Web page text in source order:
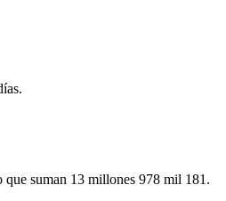
suman 13 millones 978 mil 181.